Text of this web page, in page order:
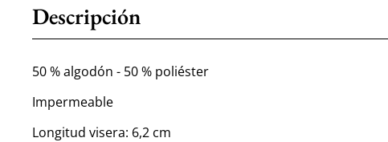
Descripción
50 % algodón - 50 % poliéster
Impermeable
Longitud visera: 6,2 cm